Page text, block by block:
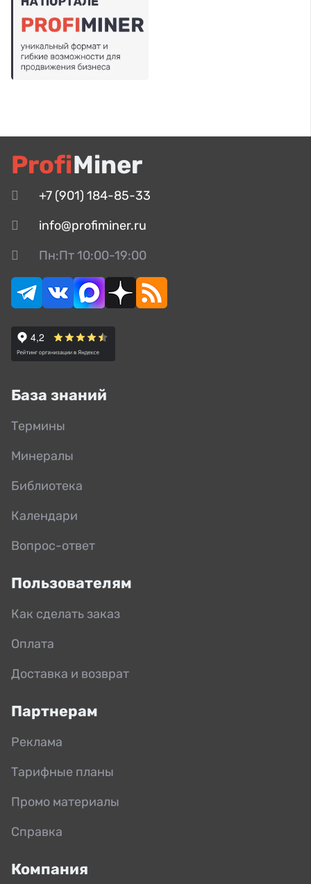
ProfiMiner
+7 (901) 184-85-33
info@profiminer.ru
Пн:Пт 10:00-19:00
База знаний
Термины
Минералы
Библиотека
Календари
Вопрос-ответ
Пользователям
Как сделать заказ
Оплата
Доставка и возврат
Партнерам
Реклама
Тарифные планы
Промо материалы
Справка
Компания